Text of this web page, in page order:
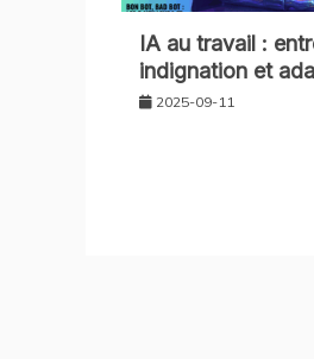
IA au travail :
indignation et
2025-09-11